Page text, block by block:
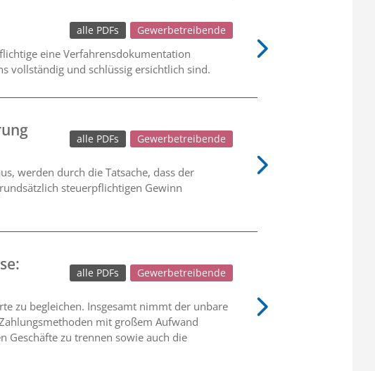
Gewerbetreibende
alle PDFs
eine Verfahrensdokumentation
vollständig und schlüssig ersichtlich sind.
Gewerbetreibende
alle PDFs
werden durch die Tatsache, dass der
steuerpflichtigen Gewinn
Gewerbetreibende
alle PDFs
zu begleichen. Insgesamt nimmt der unbare
mit großem Aufwand
Geschäfte zu trennen sowie auch die